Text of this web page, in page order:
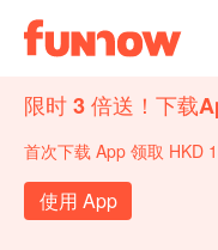
限时 3 倍送！下载
首次下载 App 领取 HKD
使用 App